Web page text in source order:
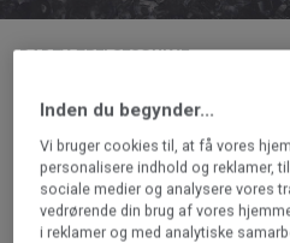
BADEVÆRELSESGULVE
iQ Megalit | Megalit
iQ Megalit er et homogent
som er design- og
elegante mønster med store
er inspireret af naturens
Inden du begynder...
Vi bruger cookies til, at få vores
personalisere indhold og reklamer,
sociale medier og analysere vores
vedrørende din brug af vores
i reklamer og med analytiske